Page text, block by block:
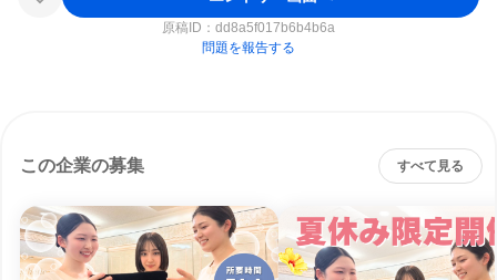
原稿ID： dd8a5f017b6b4b6a
問題を報告する
この企業の募集 すべて見る